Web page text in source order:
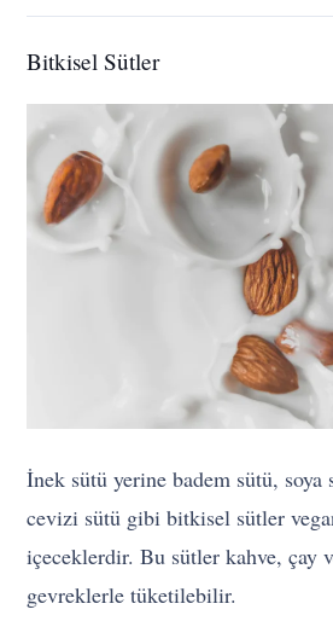
Bitkisel Sütler
İnek sütü yerine badem sütü, soya
cevizi sütü gibi bitkisel sütler
içeceklerdir. Bu sütler kahve, çay
gevreklerle tüketilebilir.